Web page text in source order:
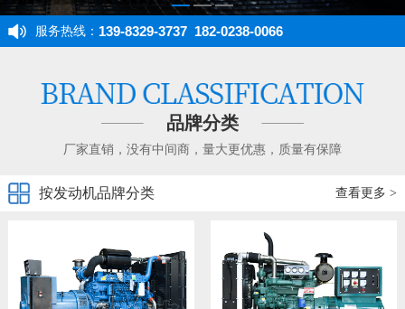
服务热线： 139-8329-3737 182-0238-0066
品牌分类
厂家直销，没有中间商，量大更优惠，质量有保障
按发动机品牌分类 查看更多 >